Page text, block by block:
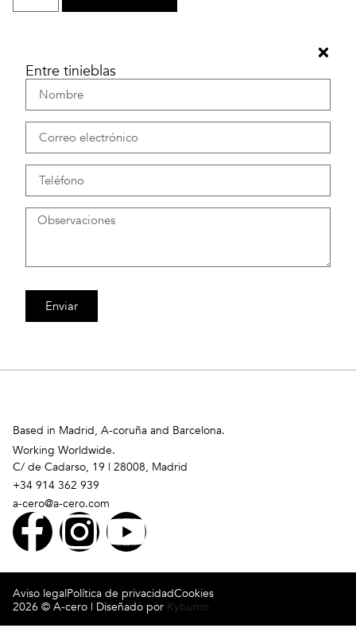
Entre tinieblas
Enviar
C/ de Cadarso, 19 | 28008, Madrid
+34 914 362 939
a-cero@a-cero.com
Based in Madrid, A-coruña and Barcelona.
Working Worldwide.
2026 © A-cero | Diseñado por Kybumo
Aviso legalPolítica de privacidadCookies